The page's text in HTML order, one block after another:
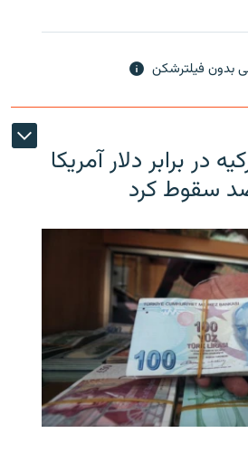
بدون فیلترشکن
در برابر دلار آمریکا